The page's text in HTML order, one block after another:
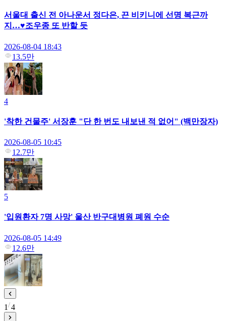
서울대 출신 전 아나운서 정다은, 끈 비키니에 선명 복근까
지…♥조우종 또 반할 듯
2026-08-04 18:43
13.5만
4
'착한 건물주' 서장훈 "단 한 번도 내보낸 적 없어" (백만장자)
2026-08-05 10:45
12.7만
5
'입원환자 7명 사망' 울산 반구대병원 폐원 수순
2026-08-05 14:49
12.6만
1 4